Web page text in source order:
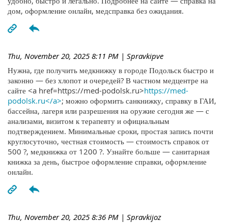
дом, оформление онлайн, медсправка без ожидания.
Thu, November 20, 2025 8:11 PM | Spravkipve
Нужна, где получить медкнижку в городе Подольск быстро и
законно — без хлопот и очередей? В частном медцентре на
сайте <a href=https://med-podolsk.ru>https://med-
podolsk.ru</a>; можно оформить санкнижку, справку в ГАИ,
бассейна, лагеря или разрешения на оружие сегодня же — с
анализами, визитом к терапевту и официальным
подтверждением. Минимальные сроки, простая запись почти
круглосуточно, честная стоимость — стоимость справок от
500 ?, медкнижка от 1200 ?. Узнайте больше — санитарная
книжка за день, быстрое оформление справки, оформление
онлайн.
Thu, November 20, 2025 8:36 PM | Spravkijoz